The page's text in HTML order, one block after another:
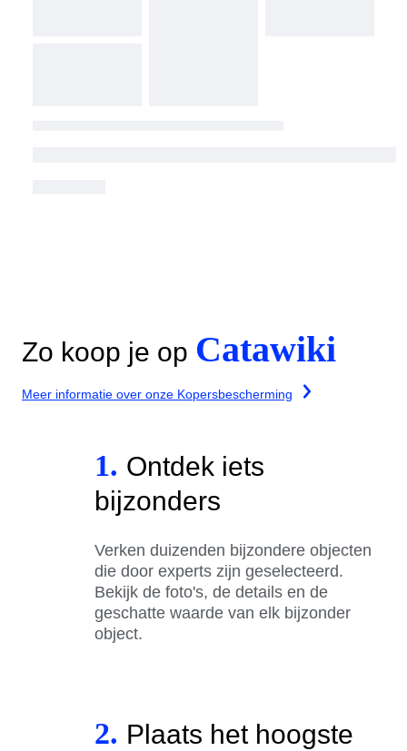
Zo koop je op Catawiki
Meer informatie over onze Kopersbescherming
1. Ontdek iets
bijzonders
Verken duizenden bijzondere objecten
die door experts zijn geselecteerd.
Bekijk de foto's, de details en de
geschatte waarde van elk bijzonder
object.
2. Plaats het hoogste